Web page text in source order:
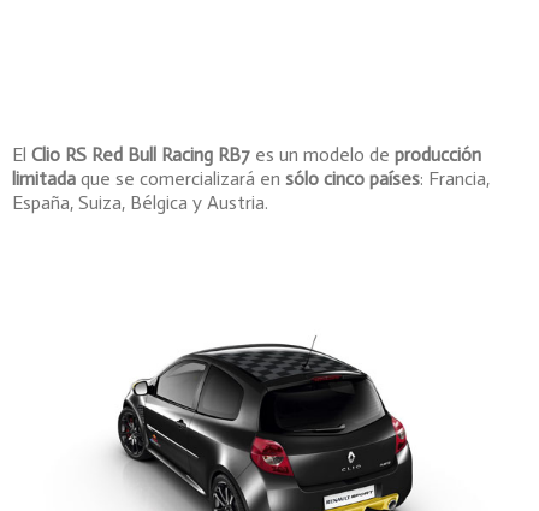
El Clio RS Red Bull Racing RB7 es un modelo de producción
limitada que se comercializará en sólo cinco países: Francia,
España, Suiza, Bélgica y Austria.